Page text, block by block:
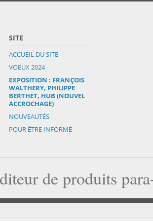
SITE
ACCUEIL DU SITE
VOEUX 2024
EXPOSITION : FRANÇOIS
WALTHERY, PHILIPPE
BERTHET, HUB (NOUVEL
ACCROCHAGE)
NOUVEAUTÉS
POUR ÊTRE INFORMÉ
de produits